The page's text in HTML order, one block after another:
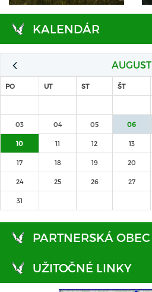
KALENDÁR
AUGUST
PO UT ST ŠT
03 04 05 06
10 11 12 13
17 18 19 20
24 25 26 27
31
PARTNERSKÁ OBEC
UŽITOČNÉ LINKY